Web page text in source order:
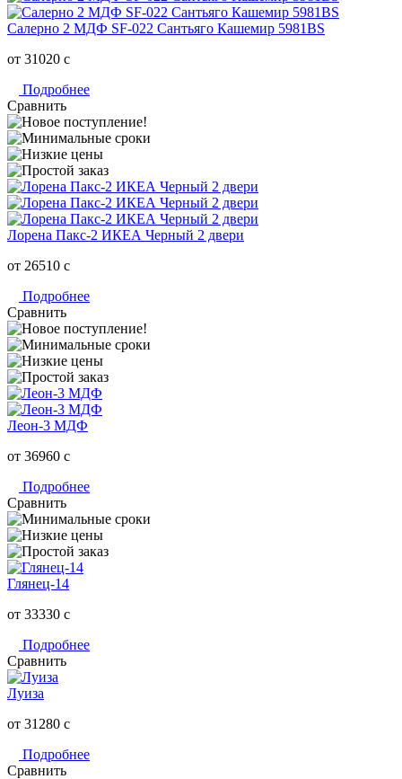
Салерно 2 МДФ SF-022 Сантьяго Кашемир 5981BS
от 31020 c
Подробнее
Сравнить
Лорена Пакс-2 ИКЕА Черный 2 двери
от 26510 c
Подробнее
Сравнить
Леон-3 МДФ
от 36960 c
Подробнее
Сравнить
Глянец-14
от 33330 c
Подробнее
Сравнить
Луиза
от 31280 c
Подробнее
Сравнить